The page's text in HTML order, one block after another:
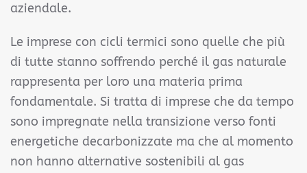
aziendale.
Le imprese con cicli termici sono quelle che più
di tutte stanno soffrendo perché il gas naturale
rappresenta per loro una materia prima
fondamentale. Si tratta di imprese che da tempo
sono impregnate nella transizione verso fonti
energetiche decarbonizzate ma che al momento
non hanno alternative sostenibili al gas